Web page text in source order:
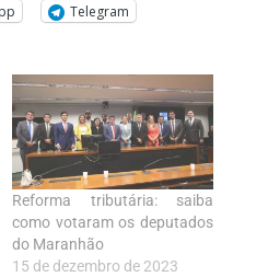
Telegram
Reforma tributária: saiba
como votaram os deputados
do Maranhão
15 de dezembro de 2023